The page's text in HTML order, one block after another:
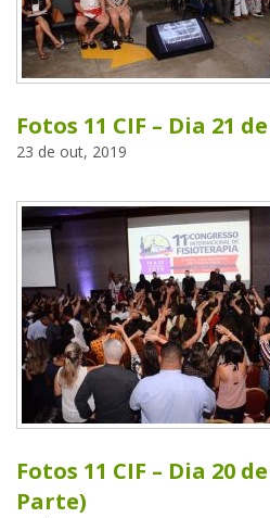
Fotos 11 CIF – Dia 21
23 de out, 2019
Fotos 11 CIF – Dia 20
Parte)